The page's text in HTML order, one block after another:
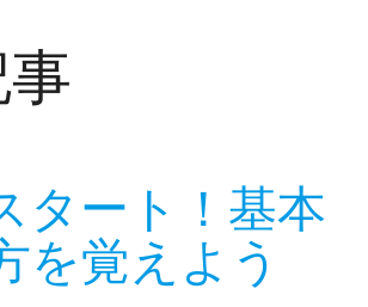
タート！基本
を覚えよう